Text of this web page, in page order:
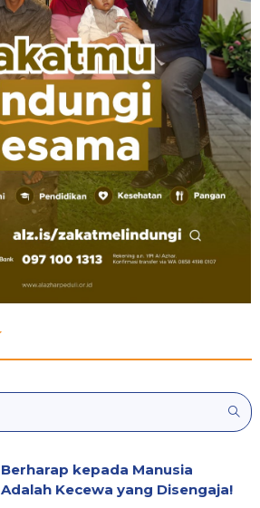
Berharap kepada Manusia
Adalah Kecewa yang Disengaja!